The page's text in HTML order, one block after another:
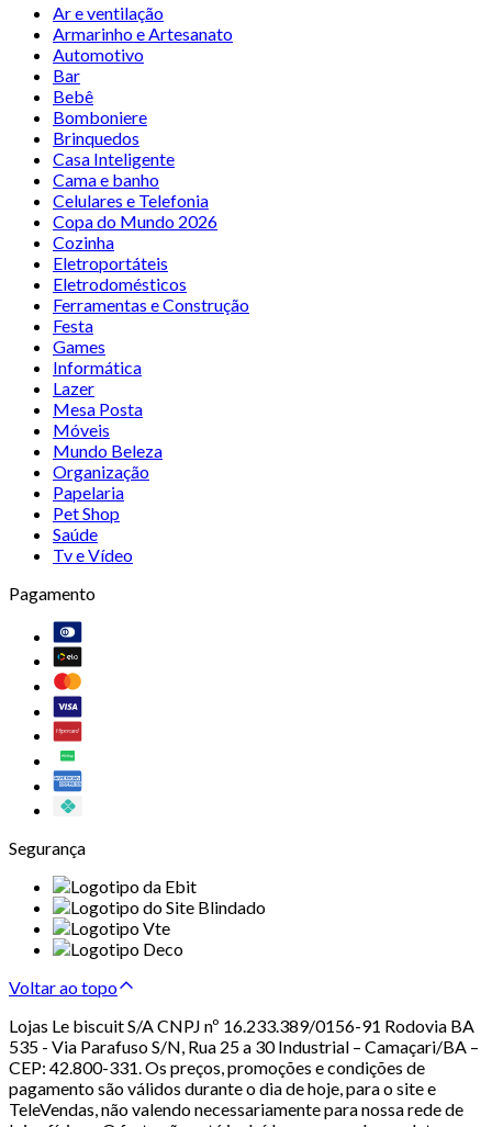
Ar e ventilação
Armarinho e Artesanato
Automotivo
Bar
Bebê
Bomboniere
Brinquedos
Casa Inteligente
Cama e banho
Celulares e Telefonia
Copa do Mundo 2026
Cozinha
Eletroportáteis
Eletrodomésticos
Ferramentas e Construção
Festa
Games
Informática
Lazer
Mesa Posta
Móveis
Mundo Beleza
Organização
Papelaria
Pet Shop
Saúde
Tv e Vídeo
Pagamento
Segurança
Voltar ao topo
Lojas Le biscuit S/A CNPJ nº 16.233.389/0156-91 Rodovia BA
535 - Via Parafuso S/N, Rua 25 a 30 Industrial – Camaçari/BA –
CEP: 42.800-331. Os preços, promoções e condições de
pagamento são válidos durante o dia de hoje, para o site e
TeleVendas, não valendo necessariamente para nossa rede de